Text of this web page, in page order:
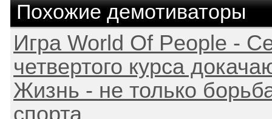
Похожие демотиваторы
Игра World Of People -
четвертого курса
Жизнь - не только
спорта